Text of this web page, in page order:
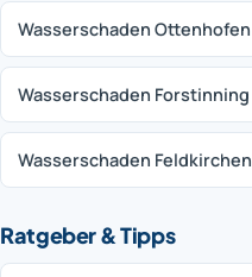
Wasserschaden Ottenhofen
Wasserschaden Forstinning
Wasserschaden Feldkirchen
Ratgeber & Tipps